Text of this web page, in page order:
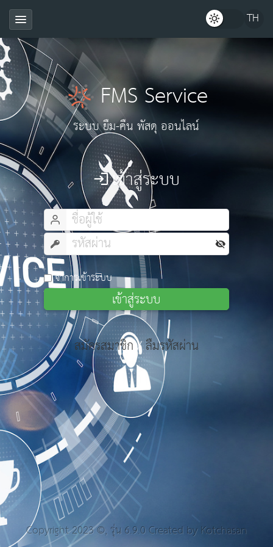
FMS Service
ระบบ ยืม-คืน พัสดุ ออนไลน์
เข้าสู่ระบบ
จำการเข้าระบบ
เข้าสู่ระบบ
สมัครสมาชิก/ลืมรหัสผ่าน
Copyright 2023 ©, รุ่น 6.9.0 Created byKotchasan